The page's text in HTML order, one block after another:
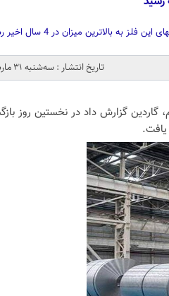
تاریخ انتشار : سه‌شنبه 31 مارس 2026 - 0:48
گاردین گزارش داد در نخستین روز